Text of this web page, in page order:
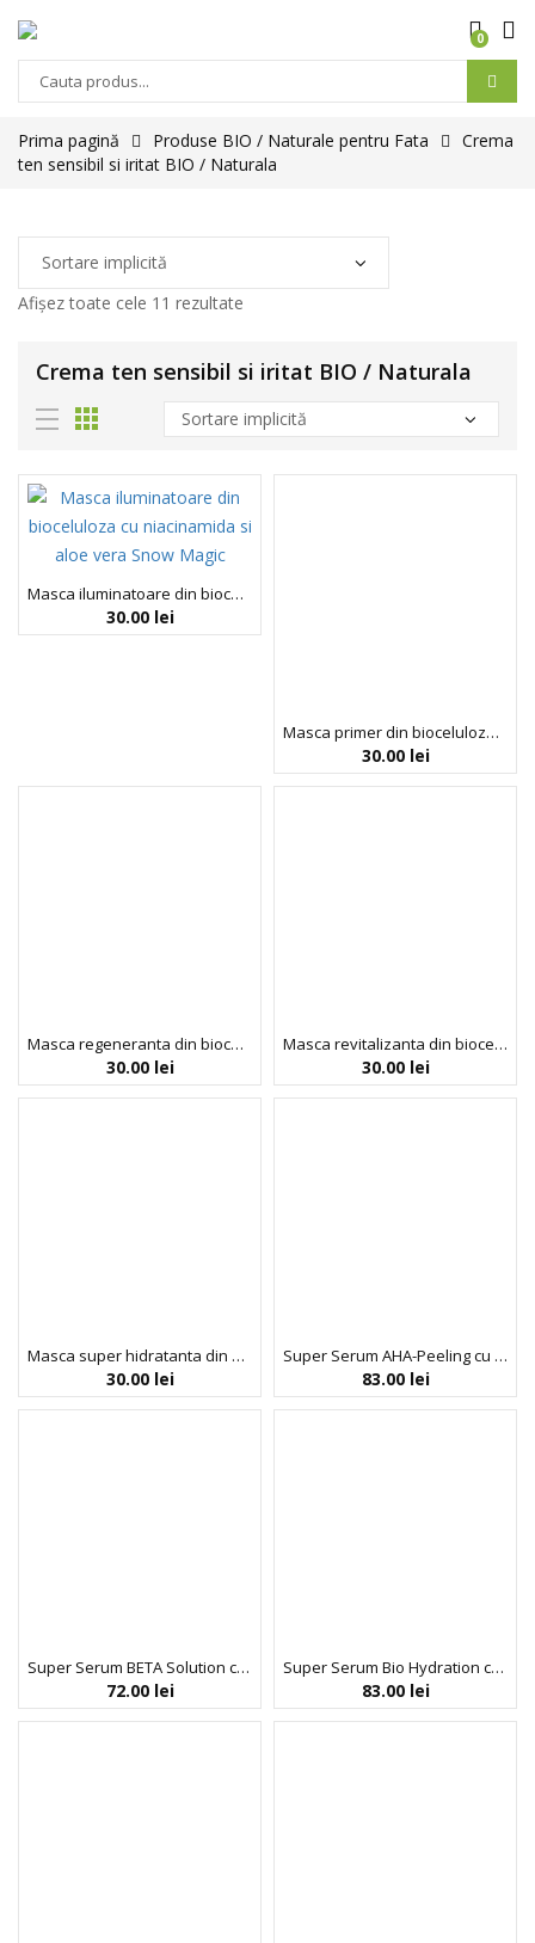
0
Prima pagină Produse BIO / Naturale pentru Fata
Crema
ten sensibil si iritat BIO / Naturala
Afișez toate cele 11 rezultate
Crema ten sensibil si iritat BIO / Naturala
Masca iluminatoare din bioceluloza cu niacinamida si aloe vera Snow Magic, 23 g, When
30.00 lei
Masca primer din bioceluloza cu peptide si colagen, Glamour Base, 23 g, When
30.00 lei
Masca regeneranta din bioceluloza cu colagen hidrolizat si vitamina C, 10:00 PM, 23 g, When
30.00 lei
Masca revitalizanta din bioceluloza cu acid hialuronic si musetel pentru ten uscat, Travelmate, 23 g, When
30.00 lei
Masca super hidratanta din bioceluloza cu acid hialuronic The Last Choice ,23 g, When
30.00 lei
Super Serum AHA-Peeling cu Acid Glicolic 8%, Regenerant si Iluminator, Bio Balance, 30 ml
83.00 lei
Super Serum BETA Solution cu Acid Salicilic Pur 2%, Antiinflamator si Antiacneic, Bio Balance, 30 ml
72.00 lei
Super Serum Bio Hydration cu Hemi-Squalane Derivat din Plante 100%, Hidratant, Bio Balance, 30 ml
83.00 lei